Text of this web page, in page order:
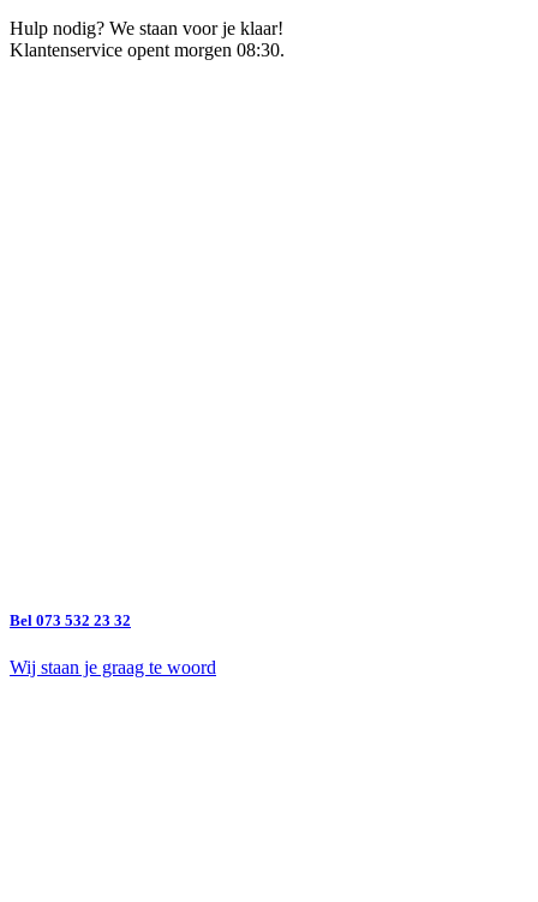
Hulp nodig? We staan voor je klaar!
Klantenservice opent morgen 08:30.
Bel 073 532 23 32
Wij staan je graag te woord